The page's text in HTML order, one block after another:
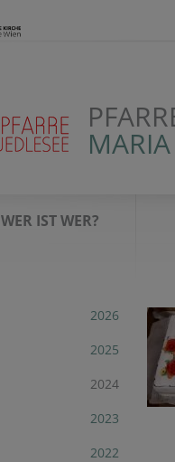
WER IST WER?
2026
2025
2024
2023
2022